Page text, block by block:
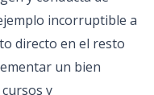
incorruptible a
directo en el resto
un bien
y